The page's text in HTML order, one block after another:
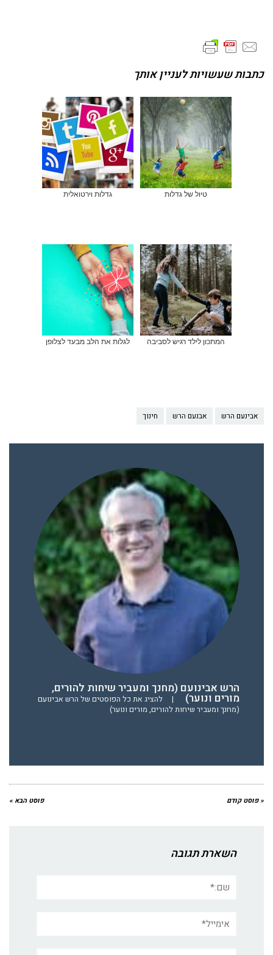
כתבות שעשויות לעניין אותך
טיול של גדלות גדלות וירטואלית
המתכון לילד רגיש לסביבה לגלות את הלב מבעד לצלופן
אבינעם הרש אבנעם הרש חינוך
הרש אבינועם (מחנך ומעביר שיחות להורים,
מורים ונוער) |
להציג את כל הפוסטים של הרש אבינועם
(מחנך ומעביר שיחות להורים, מורים ונוער)
« פוסט קודם פוסט הבא »
השארת תגובה